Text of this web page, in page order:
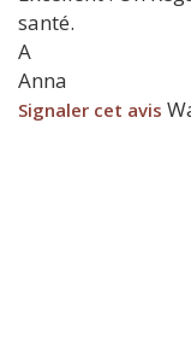
santé.
A
Anna
Signaler cet avis